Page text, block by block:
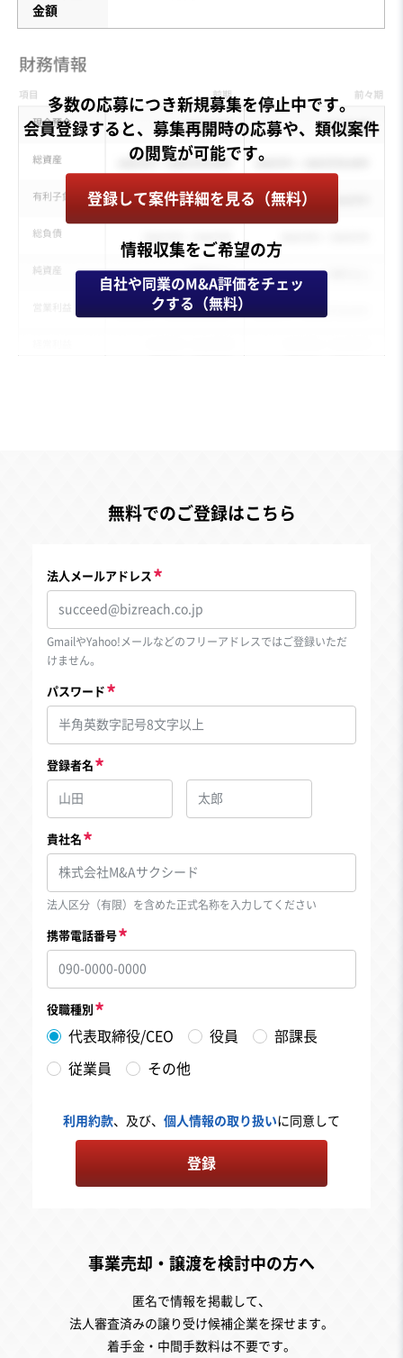
金額
多数の応募につき新規募集を停止中です。
会員登録すると、募集再開時の応募や、類似案件
登録して案件詳細を見る（無料）
情報収集をご希望の方
自社や同業のM&A評価をチェッ
クする（無料）
無料でのご登録はこちら
法人メールアドレス
GmailやYahoo!メールなどのフリーアドレスではご登録いただ
けません。
パスワード
登録者名
貴社名
法人区分（有限）を含めた正式名称を入力してください
携帯電話番号
役職種別
代表取締役/CEO 役員 部課長
従業員 その他
利用約款、及び、 個人情報の取り扱いに同意して
登録
事業売却・譲渡を検討中の方へ
匿名で情報を掲載して、
法人審査済みの譲り受け候補企業を探せます。
着手金・中間手数料は不要です。